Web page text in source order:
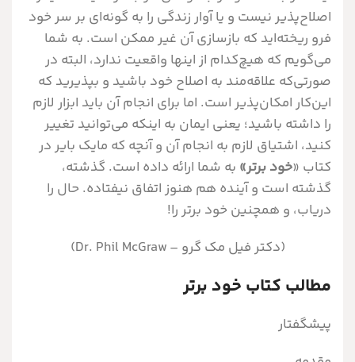
اصلاح‌پذیر نیست و یا آوار زندگی را به گونه‌ای بر سر خود
فرو ریخته‌اید که باز‌سازی آن غیر ممکن است. به شما
می‌گویم که هیچ‌کدام از اینها واقعیت ندارد، البته در
صورتی‌که علاقه‌مند به اصلاح خود باشید و بپذیرید که
این‌کار امکان‌پذیر است. اما برای انجام آن باید ابزار لازم
را داشته باشید؛ یعنی ایمان به اینکه می‌توانید تغییر
کنید، اشتیاق لازم به انجام آن و آنچه که مایک بایر در
کتاب «خود برتر» به شما ارائه داده است. گذشته،
گذشته است و آینده هم هنوز اتفاق نیفتاده. حال را
دریاب، و همچنین خود برتر را!
(دکتر فیل مک گرو – Dr. Phil McGraw)
مطالب کتاب خود برتر
پیشگفتار